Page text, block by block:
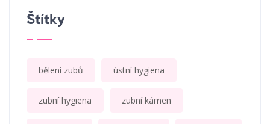
Štítky
bělení zubů ústní hygiena
zubní hygiena zubní kámen